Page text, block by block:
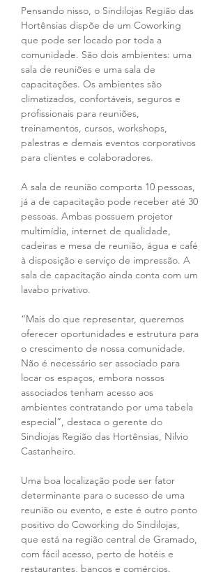
Pensando nisso, o Sindilojas Região das
Hortênsias dispõe de um Coworking
que pode ser locado por toda a
comunidade. São dois ambientes: uma
sala de reuniões e uma sala de
capacitações. Os ambientes são
climatizados, confortáveis, seguros e
profissionais para reuniões,
treinamentos, cursos, workshops,
palestras e demais eventos corporativos
para clientes e colaboradores.
A sala de reunião comporta 10 pessoas,
já a de capacitação pode receber até 30
pessoas. Ambas possuem projetor
multimídia, internet de qualidade,
cadeiras e mesa de reunião, água e café
à disposição e serviço de impressão. A
sala de capacitação ainda conta com um
lavabo privativo.
“Mais do que representar, queremos
oferecer oportunidades e estrutura para
o crescimento de nossa comunidade.
Não é necessário ser associado para
locar os espaços, embora nossos
associados tenham acesso aos
ambientes contratando por uma tabela
especial”, destaca o gerente do
Sindiojas Região das Hortênsias, Nilvio
Castanheiro.
Uma boa localização pode ser fator
determinante para o sucesso de uma
reunião ou evento, e este é outro ponto
positivo do Coworking do Sindilojas,
que está na região central de Gramado,
com fácil acesso, perto de hotéis e
restaurantes, bancos e comércios.